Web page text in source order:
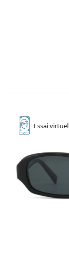
Essaivirtuel